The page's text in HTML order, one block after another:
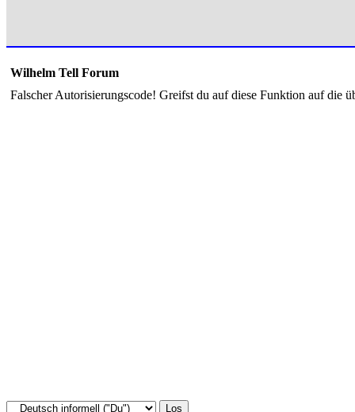
Wilhelm Tell Forum
Falscher Autorisierungscode! Greifst du auf diese Funktion auf die